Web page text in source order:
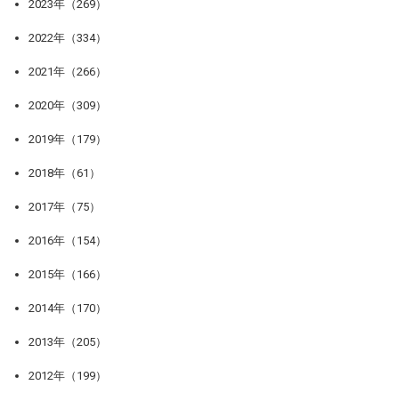
2023年（269）
2022年（334）
2021年（266）
2020年（309）
2019年（179）
2018年（61）
2017年（75）
2016年（154）
2015年（166）
2014年（170）
2013年（205）
2012年（199）